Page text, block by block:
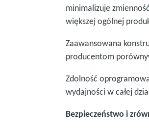
minimalizuje
większej ogólnej
Zaawansowana
producentom
Zdolność
wydajności w całej
Bezpieczeństwo i